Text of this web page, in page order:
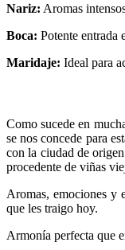
Nariz: Aromas
Boca: Potente entrada
Maridaje: Ideal para
Como sucede en
se nos concede para
con la ciudad de
procedente de viñas
Aromas, emociones y
que les traigo hoy.
Armonía perfecta que